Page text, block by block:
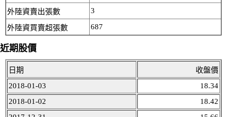
外陸資賣出張數 3
外陸資買賣超張數 687
近期股價
日期
收盤價
2018-01-03
18.34
2018-01-02
18.42